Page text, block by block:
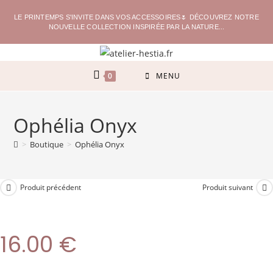
LE PRINTEMPS S'INVITE DANS VOS ACCESSOIRES🌷 DÉCOUVREZ NOTRE
NOUVELLE COLLECTION INSPIRÉE PAR LA NATURE...
0 MENU
Ophélia Onyx
> Boutique > Ophélia Onyx
Produit précédent Produit suivant
16.00 €